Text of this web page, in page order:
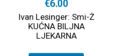
€6.00
Ivan Lesinger: Smi-Ž
KUĆNA BILJNA
LJEKARNA